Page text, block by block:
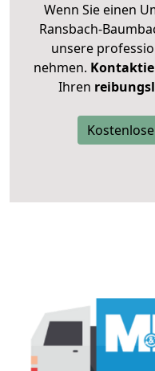
Wenn Sie einen
Ransbach-
unsere
nehmen.
Ihren